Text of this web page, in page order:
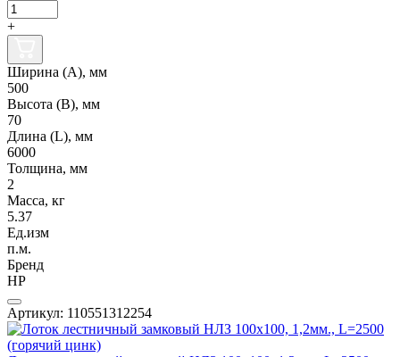
+
Ширина (А), мм
500
Высота (В), мм
70
Длина (L), мм
6000
Толщина, мм
2
Масса, кг
5.37
Ед.изм
п.м.
Бренд
НР
Артикул: 110551312254